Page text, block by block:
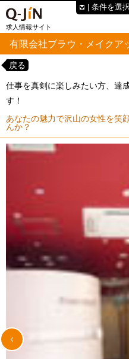
求人情報サイト
有限会社ブラウ・メイクア
戻る
仕事を真剣に楽しみたい方、達
す！
あなたの魅力で沢山の女性を笑
んか？
条件を選